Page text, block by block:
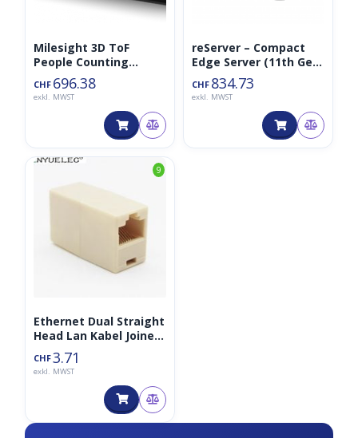
Milesight 3D ToF
People Counting
Sensor VS132 LoraWAN
CHF 696.38
exkl. MWST
reServer – Compact
Edge Server (11th Gen
Intel® Core™ i3
1115G4) von
Seeedstudio
CHF 834.73
exkl. MWST
9
Ethernet Dual Straight
Head Lan Kabel Joiner
Coupler RJ45
Extender/Kupplung
(schwarz)
CHF3.71
exkl. MWST